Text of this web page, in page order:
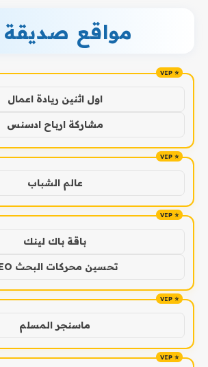
مواقع صديقة
اول اثنين ريادة اعمال
مشاركة ارباح ادسنس
عالم الشباب
باقة باك لينك
تحسين محركات البحث SEO
ماسنجر المسلم